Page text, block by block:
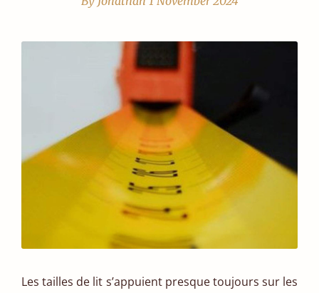
Les tailles de lit s’appuient presque toujours sur les